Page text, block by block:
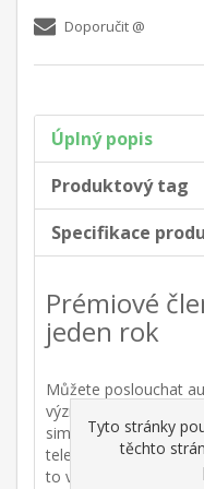
Doporučit @
Úplný popis
Produktový tag
Specifikace
Prémiové
jeden rok
Můžete poslouchat
významných akcí,
simultánních
televizi ukázky
to vše bez dalších
Tyto stránky
těchto